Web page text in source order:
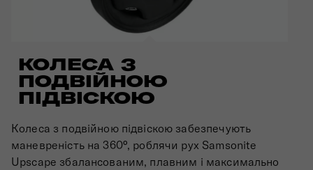
КОЛЕСА З
ПОДВІЙНОЮ
ПІДВІСКОЮ
Колеса з подвійною підвіскою забезпечують
маневреність на 360°, роблячи рух Samsonite
Upscape збалансованим, плавним і максимально